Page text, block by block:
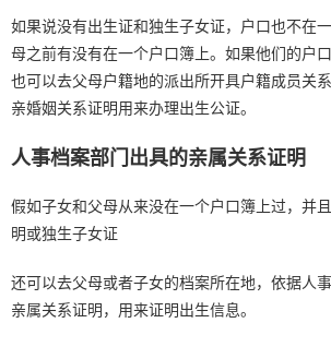
如果说没有出生证和独生子女证，户口也不在
母之前有没有在一个户口簿上。如果他们的户
也可以去父母户籍地的派出所开具户籍成员关
亲婚姻关系证明用来办理出生公证。
人事档案部门出具的亲属关系证明
假如子女和父母从来没在一个户口簿上过，并
明或独生子女证
还可以去父母或者子女的档案所在地，依据人
亲属关系证明，用来证明出生信息。